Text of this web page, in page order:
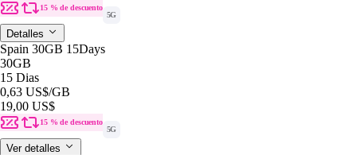
15 % de descuento
5G
Detalles
Spain 30GB 15Days
30GB
15 Dias
0,63 US$/GB
19,00 US$
15 % de descuento
5G
Ver detalles